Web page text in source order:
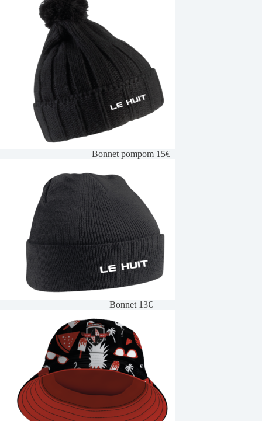
Bonnet pompom 15€
Bonnet 13€